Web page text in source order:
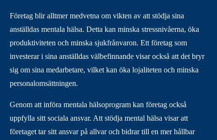
Företag blir alltmer medvetna om vikten av att stödja sina
anställdas mentala hälsa. Detta kan minska stressnivåerna, öka
produktiviteten och minska sjukfrånvaron. Ett företag som
investerar i sina anställdas välbefinnande visar också att det bryr
sig om sina medarbetare, vilket kan öka lojaliteten och minska
personalomsättningen.
Genom att införa mentala hälsoprogram kan företag också
uppfylla sitt sociala ansvar. Att stödja mental hälsa visar att
företaget tar sitt ansvar på allvar och bidrar till en mer hållbar